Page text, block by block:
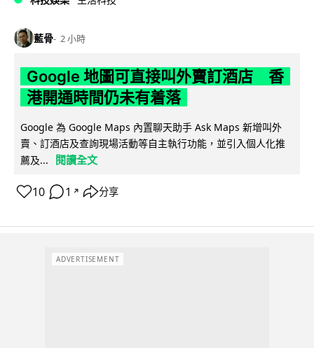
藍骨 2 小時
Google 地圖可直接叫外賣訂酒店 香
港開通時間仍未有着落
Google 為 Google Maps 內置聊天助手 Ask Maps 新增叫外
賣、訂酒店及查詢現場活動等自主執行功能，並引入個人化推
薦及...
閱讀全文
10 1 ↗ 分享
ADVERTISEMENT